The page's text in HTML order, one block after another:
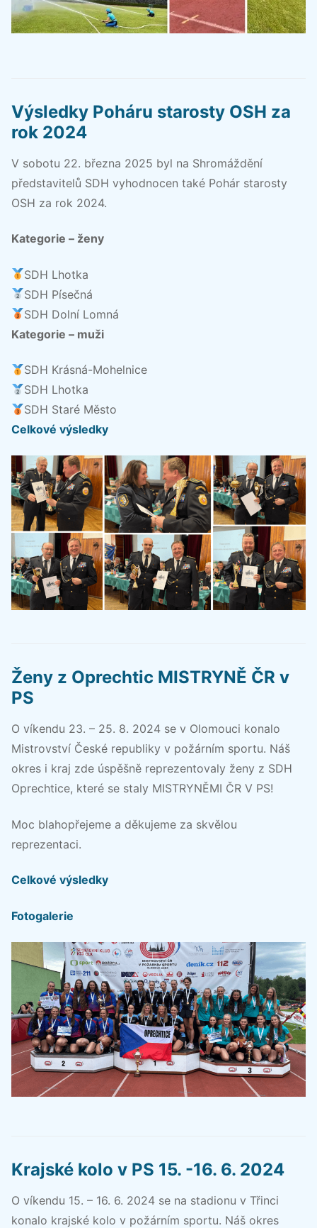
Výsledky Poháru starosty OSH za
rok 2024
V sobotu 22. března 2025 byl na Shromáždění
představitelů SDH vyhodnocen také Pohár starosty
OSH za rok 2024.
Kategorie – ženy
SDH Lhotka
SDH Písečná
SDH Dolní Lomná
Kategorie – muži
SDH Krásná-Mohelnice
SDH Lhotka
SDH Staré Město
Celkové výsledky
Ženy z Oprechtic MISTRYNĚ ČR v
PS
O víkendu 23. – 25. 8. 2024 se v Olomouci konalo
Mistrovství České republiky v požárním sportu. Náš
okres i kraj zde úspěšně reprezentovaly ženy z SDH
Oprechtice, které se staly MISTRYNĚMI ČR V PS!
Moc blahopřejeme a děkujeme za skvělou
reprezentaci.
Celkové výsledky
Fotogalerie
Krajské kolo v PS 15. -16. 6. 2024
O víkendu 15. – 16. 6. 2024 se na stadionu v Třinci
konalo krajské kolo v požárním sportu. Náš okres